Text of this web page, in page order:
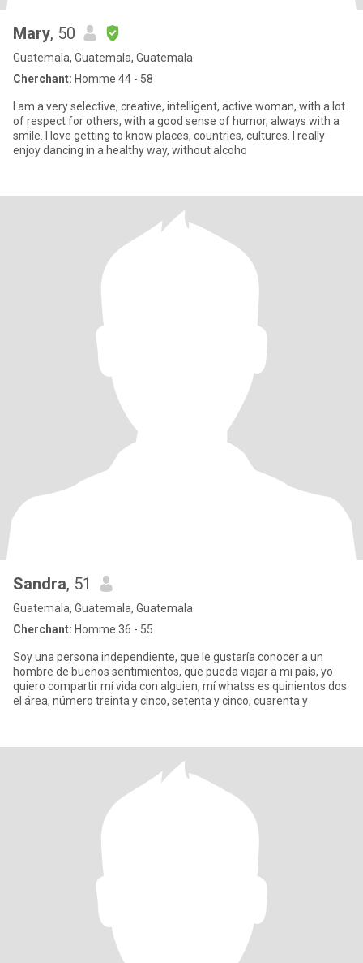
Mary, 50
Guatemala, Guatemala, Guatemala
Cherchant: Homme 44 - 58
I am a very selective, creative, intelligent, active woman, with a lot
of respect for others, with a good sense of humor, always with a
smile. I love getting to know places, countries, cultures. I really
enjoy dancing in a healthy way, without alcoho
Sandra, 51
Guatemala, Guatemala, Guatemala
Cherchant: Homme 36 - 55
Soy una persona independiente, que le gustaría conocer a un
hombre de buenos sentimientos, que pueda viajar a mi país, yo
quiero compartir mí vida con alguien, mí whatss es quinientos dos
el área, número treinta y cinco, setenta y cinco, cuarenta y